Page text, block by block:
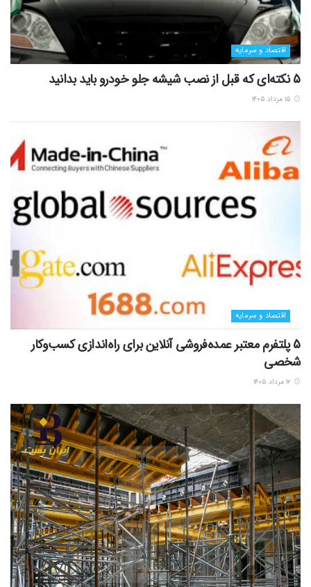
اقتصاد و سرمایه
5 نکته‌ای که قبل از نصب شیشه جلو خودرو باید بدانید
اقتصاد و سرمایه
5 پلتفرم معتبر عمده‌فروشی آنلاین برای راه‌اندازی کسب‌وکار
شخصی